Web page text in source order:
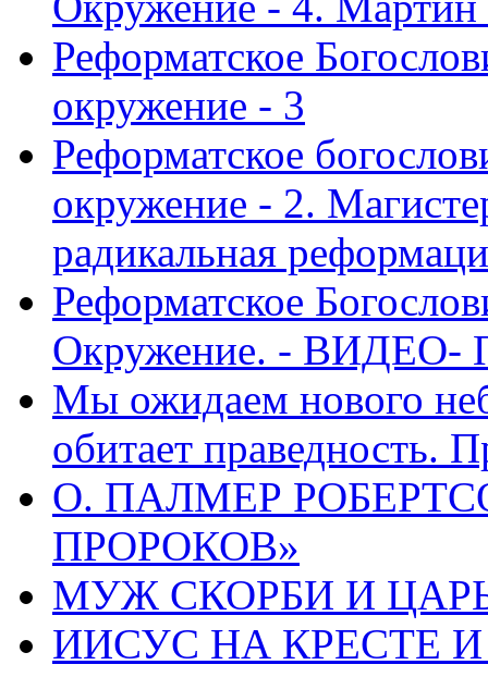
Реформатское
окружение - 3
Реформатское
окружение - 2.
радикальная
Реформатское
Окружение. - ВИДЕО-
Мы ожидаем нового
обитает праведность.
О. ПАЛМЕР
ПРОРОКОВ»
МУЖ СКОРБИ И ЦАРЬ
ИИСУС НА КРЕСТЕ